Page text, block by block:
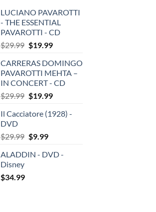
LUCIANO PAVAROTTI
- THE ESSENTIAL
PAVAROTTI - CD
$29.99 Original
was:
$29.99.
$19.99Current
is:
$19.99.
CARRERAS DOMINGO
PAVAROTTI MEHTA –
IN CONCERT - CD
$29.99 Original
was:
$19.99Current
is:
Il Cacciatore (1928) -
DVD
$29.99 Original
was:
$9.99Current
is:
ALADDIN - DVD -
Disney
$34.99